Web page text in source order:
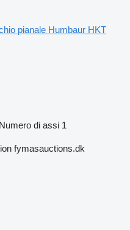
pianale Humbaur HKT
Numero di assi 1
fymasauctions.dk